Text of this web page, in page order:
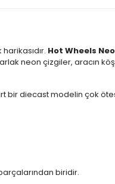
Hot Wheels
neon çizgiler, aracın
bir diecast modelin çok
biridir.